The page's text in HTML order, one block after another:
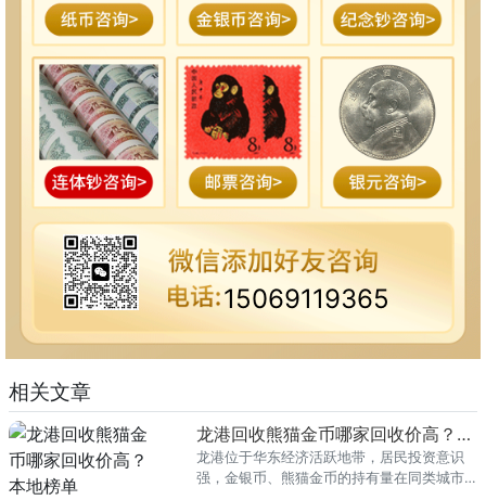
15069119365
相关文章
龙港回收熊猫金币哪家回收价高？本地榜单
龙港位于华东经济活跃地带，居民投资意识
强，金银币、熊猫金币的持有量在同类城市